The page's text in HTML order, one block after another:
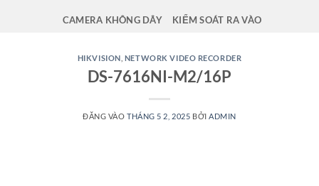
CAMERA KHÔNG DÂY KIỂM SOÁT RA VÀO
HIKVISION NETWORK VIDEO RECORDER
DS-7616NI-M2/16P
ĐĂNG VÀO THÁNG 5 2, 2025 BỞI ADMIN